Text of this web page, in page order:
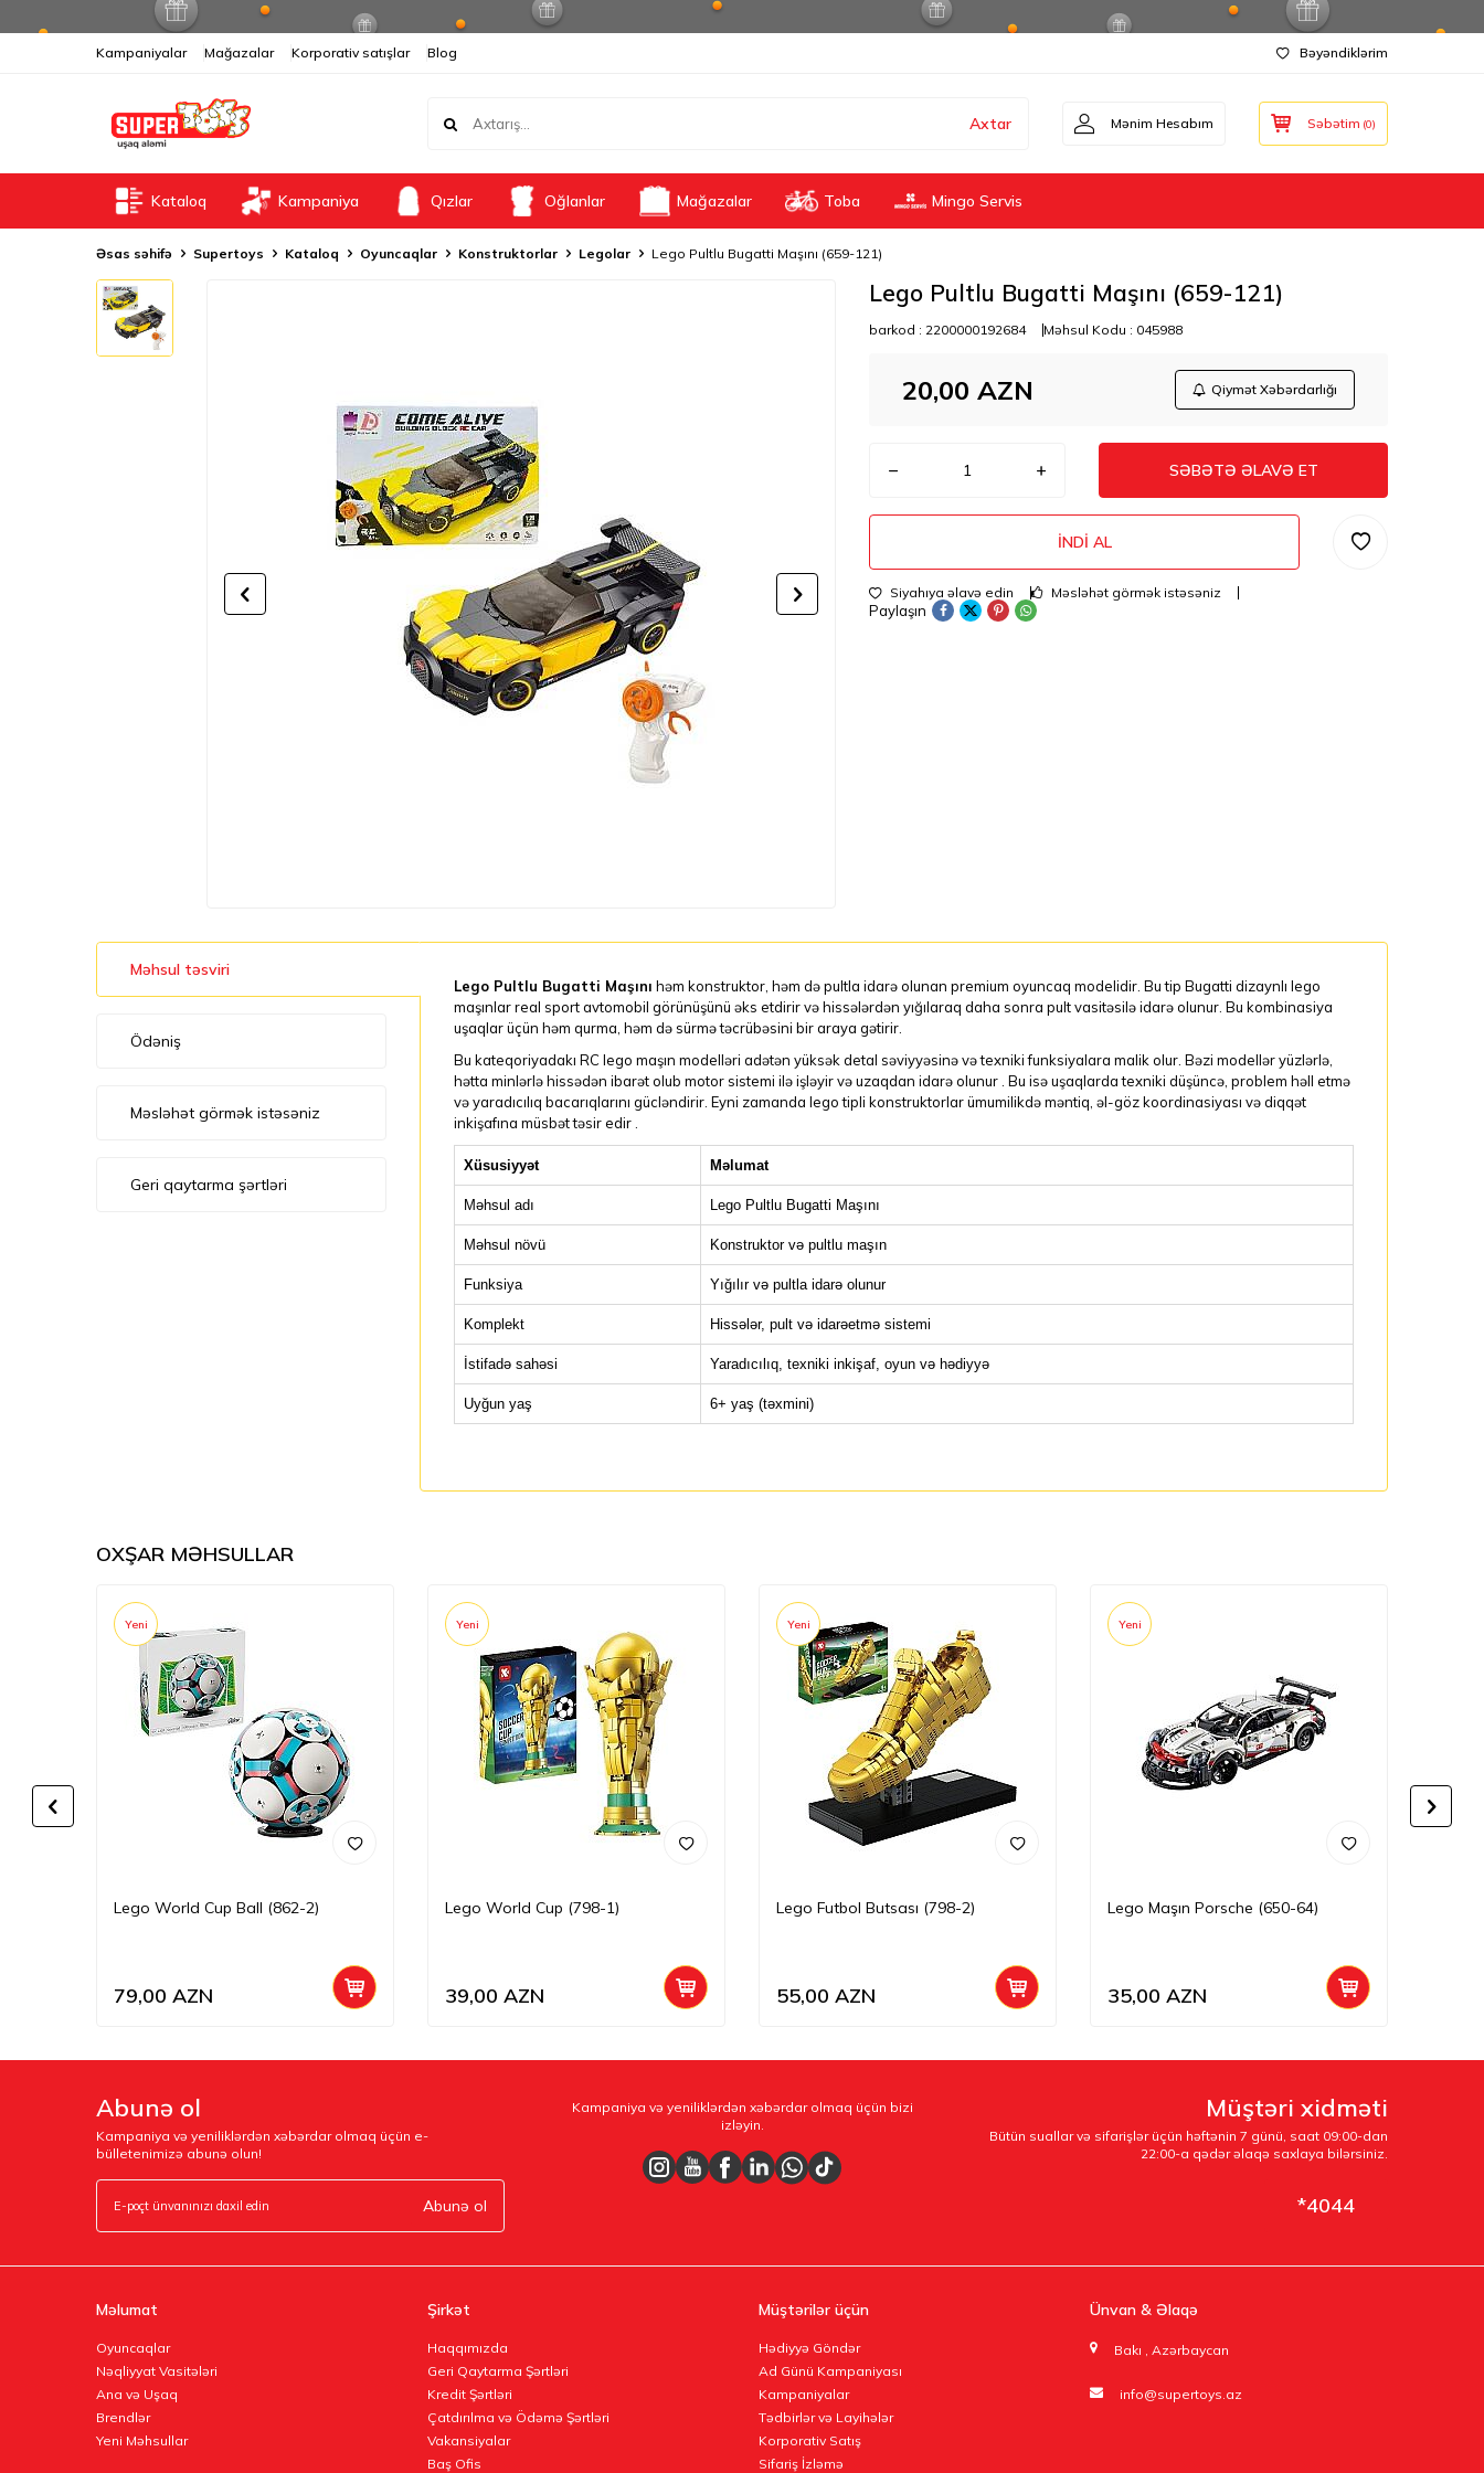
Kampaniyalar Mağazalar Korporativ satışlar Blog Bəyəndiklərim
Axtar Mənim Hesabım Səbətim (0)
Kataloq Kampaniya Qızlar Oğlanlar Mağazalar Toba Mingo Servis
Əsas səhifə Supertoys Kataloq Oyuncaqlar Konstruktorlar Legolar Lego Pultlu Bugatti Maşını (659-121)
Lego Pultlu Bugatti Maşını (659-121)
barkod : 2200000192684 Məhsul Kodu : 045988
20,00 AZN Qiymət Xəbərdarlığı
SƏBƏTƏ ƏLAVƏ ET
İNDI AL
Siyahıya əlavə edin Məsləhət görmək istəsəniz
Paylaşın
Məhsul təsviri
Ödəniş
Məsləhət görmək istəsəniz
Geri qaytarma şərtləri
Lego Pultlu Bugatti Maşını həm konstruktor, həm də pultla idarə olunan premium oyuncaq modelidir. Bu tip Bugatti dizaynlı lego
maşınlar real sport avtomobil görünüşünü əks etdirir və hissələrdən yığılaraq daha sonra pult vasitəsilə idarə olunur. Bu kombinasiya
uşaqlar üçün həm qurma, həm də sürmə təcrübəsini bir araya gətirir.
Bu kateqoriyadakı RC lego maşın modelləri adətən yüksək detal səviyyəsinə və texniki funksiyalara malik olur. Bəzi modellər yüzlərlə,
hətta minlərlə hissədən ibarət olub motor sistemi ilə işləyir və uzaqdan idarə olunur . Bu isə uşaqlarda texniki düşüncə, problem həll etmə
və yaradıcılıq bacarıqlarını gücləndirir. Eyni zamanda lego tipli konstruktorlar ümumilikdə məntiq, əl-göz koordinasiyası və diqqət
inkişafına müsbət təsir edir .
Xüsusiyyət Məlumat
Məhsul adı Lego Pultlu Bugatti Maşını
Məhsul növü Konstruktor və pultlu maşın
Funksiya Yığılır və pultla idarə olunur
Komplekt Hissələr, pult və idarəetmə sistemi
İstifadə sahəsi Yaradıcılıq, texniki inkişaf, oyun və hədiyyə
Uyğun yaş 6+ yaş (təxmini)
OXŞAR MƏHSULLAR
Yeni
Lego World Cup Ball (862-2)
79,00 AZN
Yeni
Lego World Cup (798-1)
39,00 AZN
Yeni
Lego Futbol Butsası (798-2)
55,00 AZN
Yeni
Lego Maşın Porsche (650-64)
35,00 AZN
Abunə ol
Kampaniya və yeniliklərdən xəbərdar olmaq üçün e-
bülletenimizə abunə olun!
Abunə ol
Kampaniya və yeniliklərdən xəbərdar olmaq üçün bizi
izləyin.
Müştəri xidməti
Bütün suallar və sifarişlər üçün həftənin 7 günü, saat 09:00-dan
22:00-a qədər əlaqə saxlaya bilərsiniz.
*4044
Məlumat
Oyuncaqlar
Nəqliyyat Vasitələri
Ana və Uşaq
Brendlər
Yeni Məhsullar
Şirkət
Haqqımızda
Geri Qaytarma Şərtləri
Kredit Şərtləri
Çatdırılma və Ödəmə Şərtləri
Vakansiyalar
Baş Ofis
Müştərilər üçün
Hədiyyə Göndər
Ad Günü Kampaniyası
Kampaniyalar
Tədbirlər və Layihələr
Korporativ Satış
Sifariş İzləmə
Ünvan & Əlaqə
Bakı , Azərbaycan
info@supertoys.az